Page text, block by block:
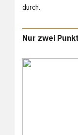
durch.
Nur zwei